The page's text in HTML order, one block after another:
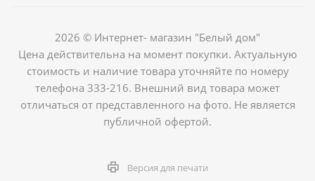
2026 © Интернет- магазин "Белый дом"
Цена действительна на момент покупки. Актуальную
стоимость и наличие товара уточняйте по номеру
телефона 333-216. Внешний вид товара может
отличаться от представленного на фото. Не является
публичной офертой.
Версия для печати